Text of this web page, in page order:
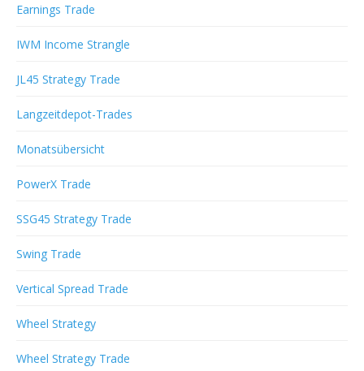
Earnings Trade
IWM Income Strangle
JL45 Strategy Trade
Langzeitdepot-Trades
Monatsübersicht
PowerX Trade
SSG45 Strategy Trade
Swing Trade
Vertical Spread Trade
Wheel Strategy
Wheel Strategy Trade